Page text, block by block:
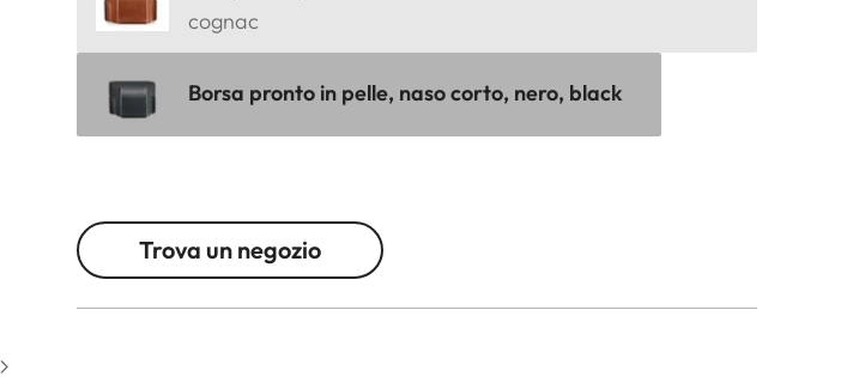
cognac
Borsa pronto in pelle, naso corto, nero, black
Trova un negozio